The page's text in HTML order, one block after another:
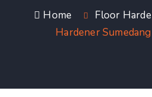
Home Floor
Hardener